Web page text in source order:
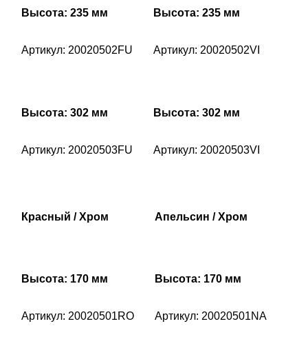
Высота: 235 мм
Артикул: 20020502FU
Высота: 302 мм
Артикул: 20020503FU
Высота: 235 мм
Артикул: 20020502VI
Высота: 302 мм
Артикул: 20020503VI
Красный / Хром
Высота: 170 мм
Артикул: 20020501RO
Апельсин / Хром
Высота: 170 мм
Артикул: 20020501NA